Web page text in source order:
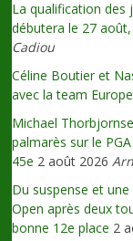
La qualification des
débutera le 27
Cadiou
Céline Boutier et
avec la team Europe
Michael
palmarès sur le
45e 2 août 2026
Du suspense et
Open après deux
bonne 12e place 2